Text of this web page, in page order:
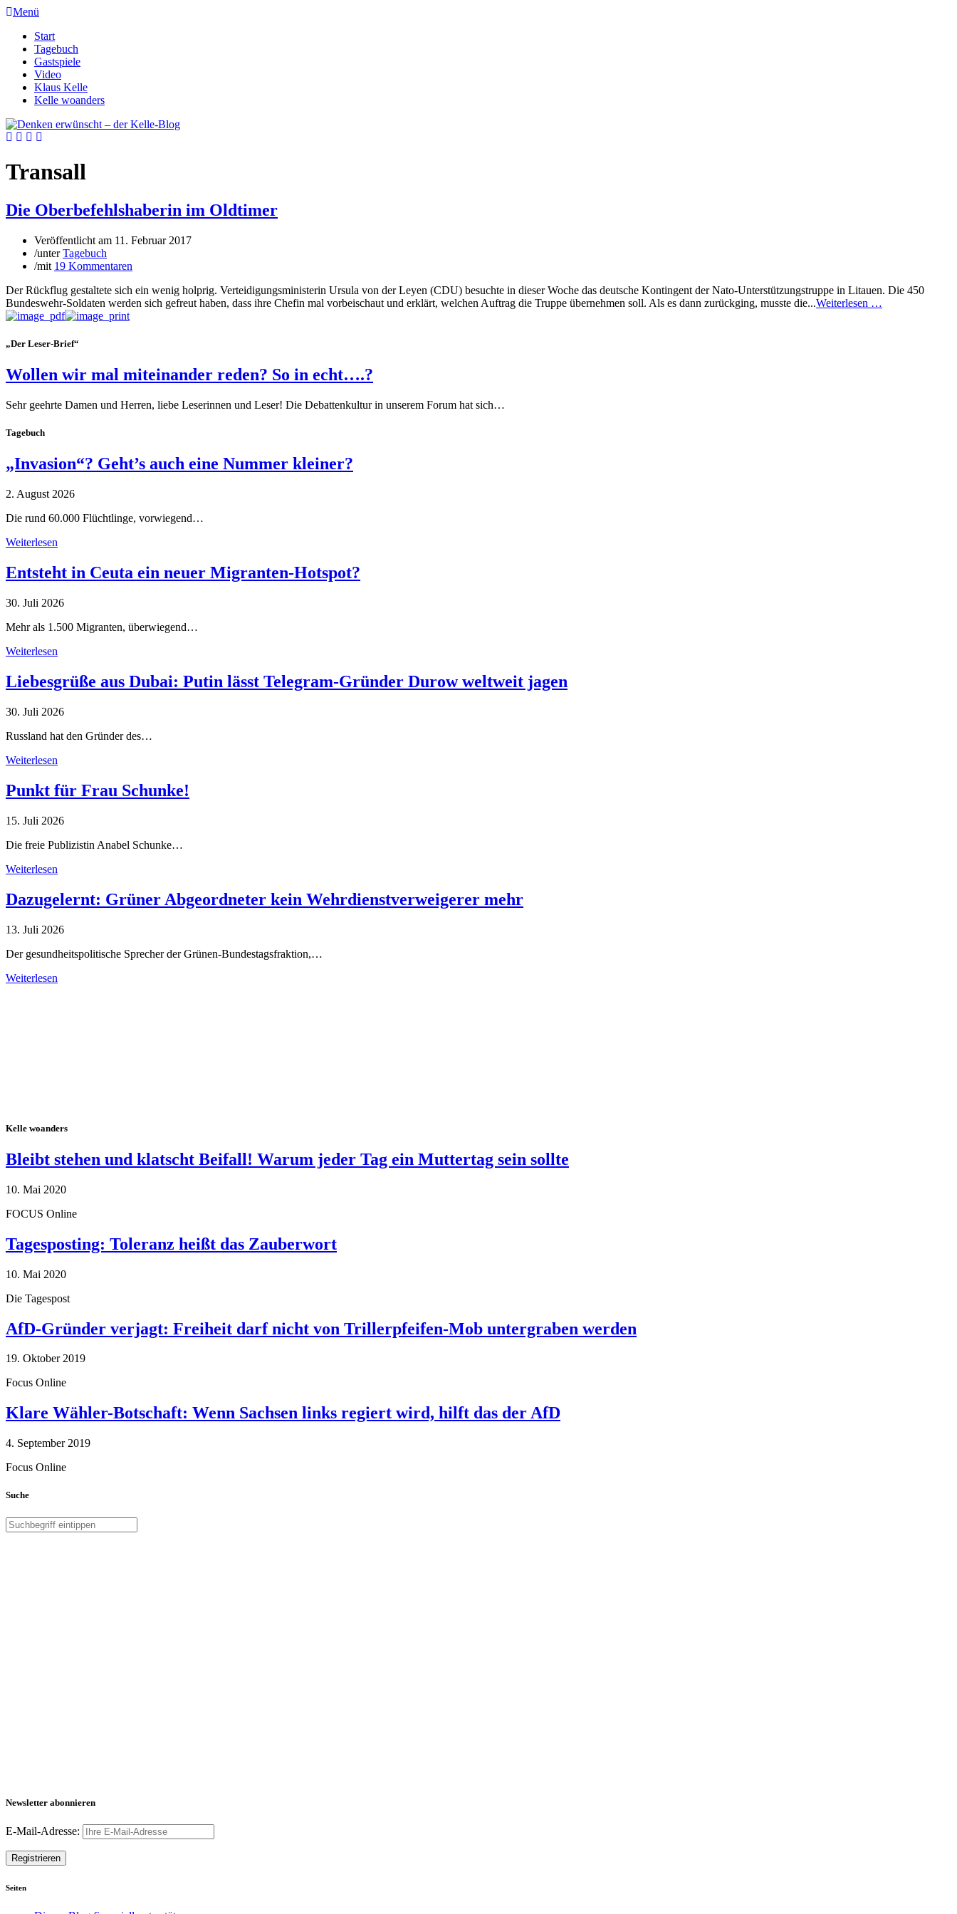
Menü
Start
Tagebuch
Gastspiele
Video
Klaus Kelle
Kelle woanders
Transall
Die Oberbefehlshaberin im Oldtimer
Veröffentlicht am 11. Februar 2017
/unterTagebuch
/mit 19 Kommentaren
Der Rückflug gestaltete sich ein wenig holprig. Verteidigungsministerin Ursula von der Leyen (CDU) besuchte in dieser Woche das deutsche Kontingent der Nato-Unterstützungstruppe in Litauen. Die 450
Bundeswehr-Soldaten werden sich gefreut haben, dass ihre Chefin mal vorbeischaut und erklärt, welchen Auftrag die Truppe übernehmen soll. Als es dann zurückging, musste die...Weiterlesen …
„Der Leser-Brief“
Wollen wir mal miteinander reden? So in echt….?
Sehr geehrte Damen und Herren, liebe Leserinnen und Leser! Die Debattenkultur in unserem Forum hat sich…
Tagebuch
„Invasion“? Geht’s auch eine Nummer kleiner?
2. August 2026
Die rund 60.000 Flüchtlinge, vorwiegend…
Weiterlesen
Entsteht in Ceuta ein neuer Migranten-Hotspot?
30. Juli 2026
Mehr als 1.500 Migranten, überwiegend…
Weiterlesen
Liebesgrüße aus Dubai: Putin lässt Telegram-Gründer Durow weltweit jagen
30. Juli 2026
Russland hat den Gründer des…
Weiterlesen
Punkt für Frau Schunke!
15. Juli 2026
Die freie Publizistin Anabel Schunke…
Weiterlesen
Dazugelernt: Grüner Abgeordneter kein Wehrdienstverweigerer mehr
13. Juli 2026
Der gesundheitspolitische Sprecher der Grünen-Bundestagsfraktion,…
Weiterlesen
Kelle woanders
Bleibt stehen und klatscht Beifall! Warum jeder Tag ein Muttertag sein sollte
10. Mai 2020
FOCUS Online
Tagesposting: Toleranz heißt das Zauberwort
10. Mai 2020
Die Tagespost
AfD-Gründer verjagt: Freiheit darf nicht von Trillerpfeifen-Mob untergraben werden
19. Oktober 2019
Focus Online
Klare Wähler-Botschaft: Wenn Sachsen links regiert wird, hilft das der AfD
4. September 2019
Focus Online
Suche
Newsletter abonnieren
E-Mail-Adresse:
Seiten